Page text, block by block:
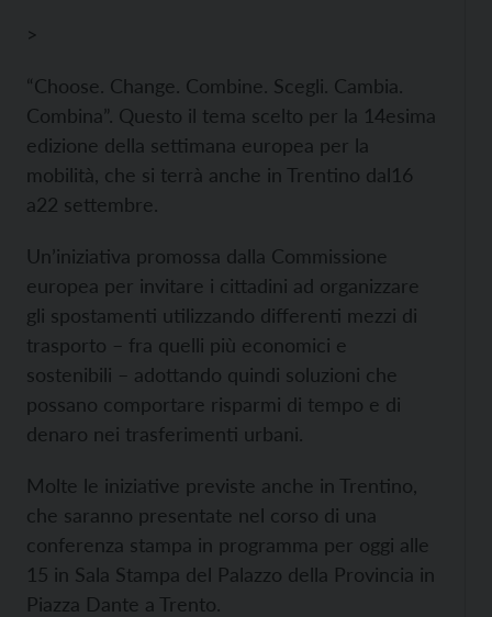
>
“Choose. Change. Combine. Scegli. Cambia.
Combina”. Questo il tema scelto per la 14esima
edizione della settimana europea per la
mobilità, che si terrà anche in Trentino dal16
a22 settembre.
Un’iniziativa promossa dalla Commissione
europea per invitare i cittadini ad organizzare
gli spostamenti utilizzando differenti mezzi di
trasporto – fra quelli più economici e
sostenibili – adottando quindi soluzioni che
possano comportare risparmi di tempo e di
denaro nei trasferimenti urbani.
Molte le iniziative previste anche in Trentino,
che saranno presentate nel corso di una
conferenza stampa in programma per oggi alle
15 in Sala Stampa del Palazzo della Provincia in
Piazza Dante a Trento.